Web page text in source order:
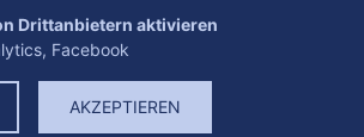
Datenschutzerklärung
Cookies
Drittanbietern aktivieren
Facebook
AKZEPTIEREN